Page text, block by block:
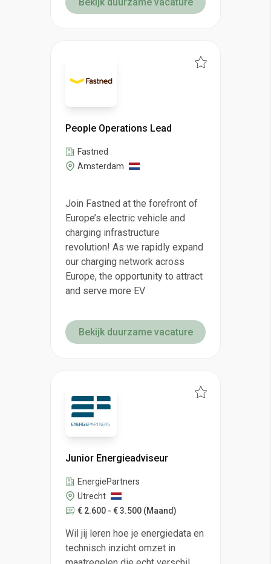
People Operations Lead
Fastned
Amsterdam
Join Fastned at the forefront of
Europe’s electric vehicle and
charging infrastructure
revolution! As we rapidly expand
our charging network across
Europe, the opportunity to attract
and serve more EV
Bekijk duurzame vacature
Junior Energieadviseur
EnergiePartners
Utrecht
€ 2.600 - € 3.500 (Maand)
Wil jij leren hoe je energiedata en
technisch inzicht omzet in